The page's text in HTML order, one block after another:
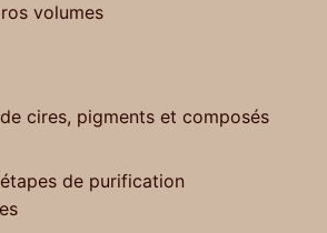
volumes
cires, pigments et composés
de purification